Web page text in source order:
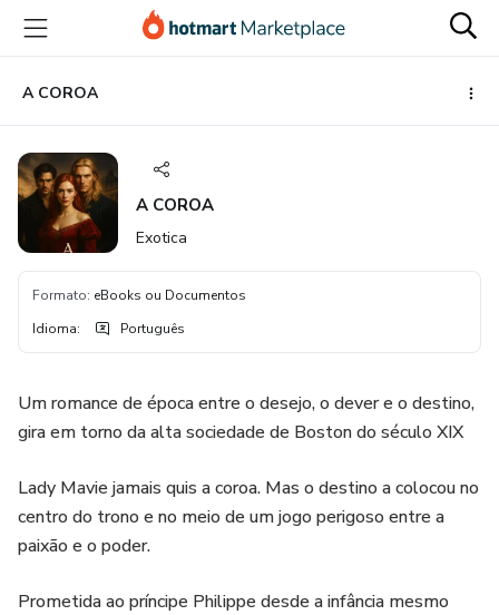
para
conteúdo
principal
para
pagamento
para
rodapé
A COROA
A COROA
Exotica
Formato: eBooks ou Documentos
Idioma: Português
Um romance de época entre o desejo, o dever e o destino,
gira em torno da alta sociedade de Boston do século XIX
Lady Mavie jamais quis a coroa. Mas o destino a colocou no
centro do trono e no meio de um jogo perigoso entre a
paixão e o poder.
Prometida ao príncipe Philippe desde a infância mesmo